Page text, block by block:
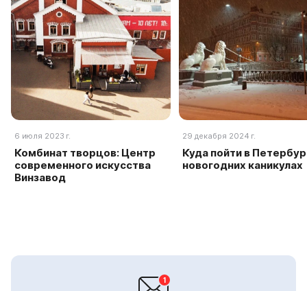
6 июля 2023 г.
Комбинат творцов: Центр
современного искусства
Винзавод
29 декабря 2024 г.
Куда пойти в
новогодних каникулах